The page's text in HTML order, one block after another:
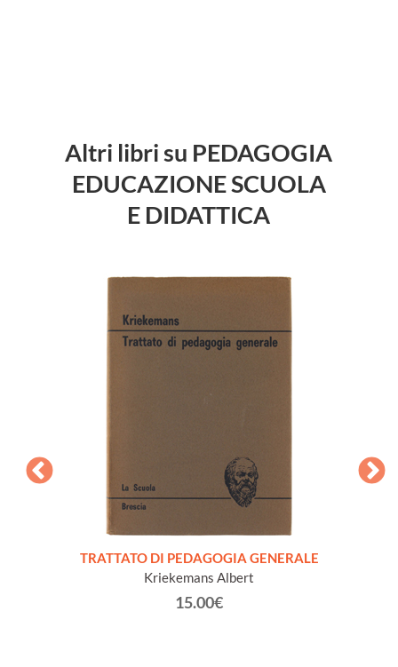
Altri libri su PEDAGOGIA
EDUCAZIONE SCUOLA
E DIDATTICA
TRATTATO DI PEDAGOGIA GENERALE
Kriekemans Albert
15.00€